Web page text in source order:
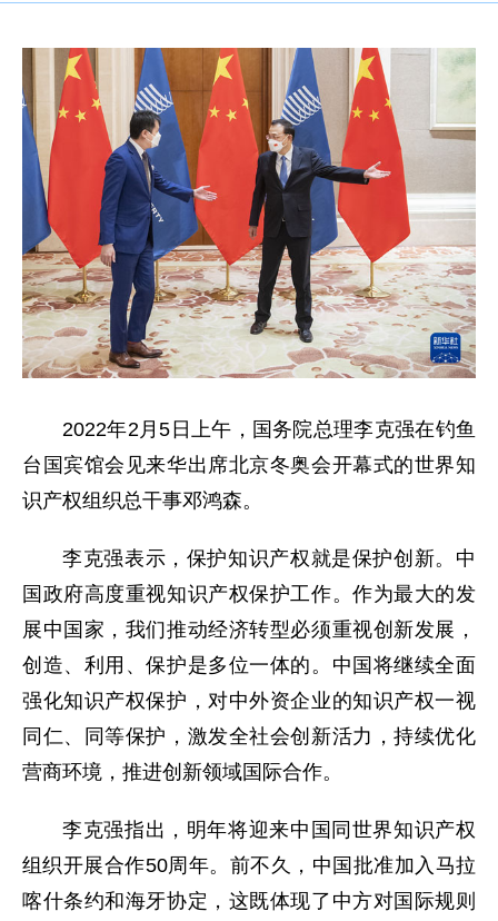
2022年2月5日上午，国务院总理李克强在钓鱼
台国宾馆会见来华出席北京冬奥会开幕式的世界知
识产权组织总干事邓鸿森。
李克强表示，保护知识产权就是保护创新。中
国政府高度重视知识产权保护工作。作为最大的发
展中国家，我们推动经济转型必须重视创新发展，
创造、利用、保护是多位一体的。中国将继续全面
强化知识产权保护，对中外资企业的知识产权一视
同仁、同等保护，激发全社会创新活力，持续优化
营商环境，推进创新领域国际合作。
李克强指出，明年将迎来中国同世界知识产权
组织开展合作50周年。前不久，中国批准加入马拉
喀什条约和海牙协定，这既体现了中方对国际规则